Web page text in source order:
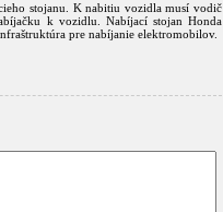
stojanu. K nabitiu vozidla musí vodič
k vozidlu. Nabíjací stojan Honda
pre nabíjanie elektromobilov.